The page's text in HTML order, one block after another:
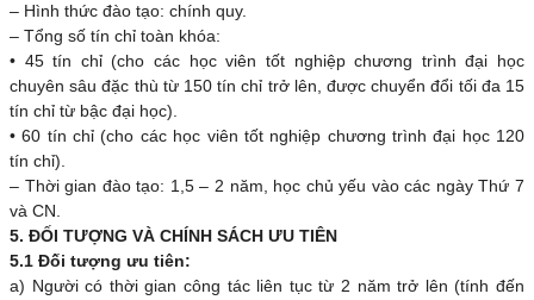
– Hình thức đào tạo: chính quy.
– Tổng số tín chỉ toàn khóa:
• 45 tín chỉ (cho các học viên tốt nghiệp chương trình đại học
chuyên sâu đặc thù từ 150 tín chỉ trở lên, được chuyển đổi tối đa 15
tín chỉ từ bậc đại học).
• 60 tín chỉ (cho các học viên tốt nghiệp chương trình đại học 120
tín chỉ).
– Thời gian đào tạo: 1,5 – 2 năm, học chủ yếu vào các ngày Thứ 7
và CN.
5. ĐỐI TƯỢNG VÀ CHÍNH SÁCH ƯU TIÊN
5.1 Đối tượng ưu tiên:
a) Người có thời gian công tác liên tục từ 2 năm trở lên (tính đến